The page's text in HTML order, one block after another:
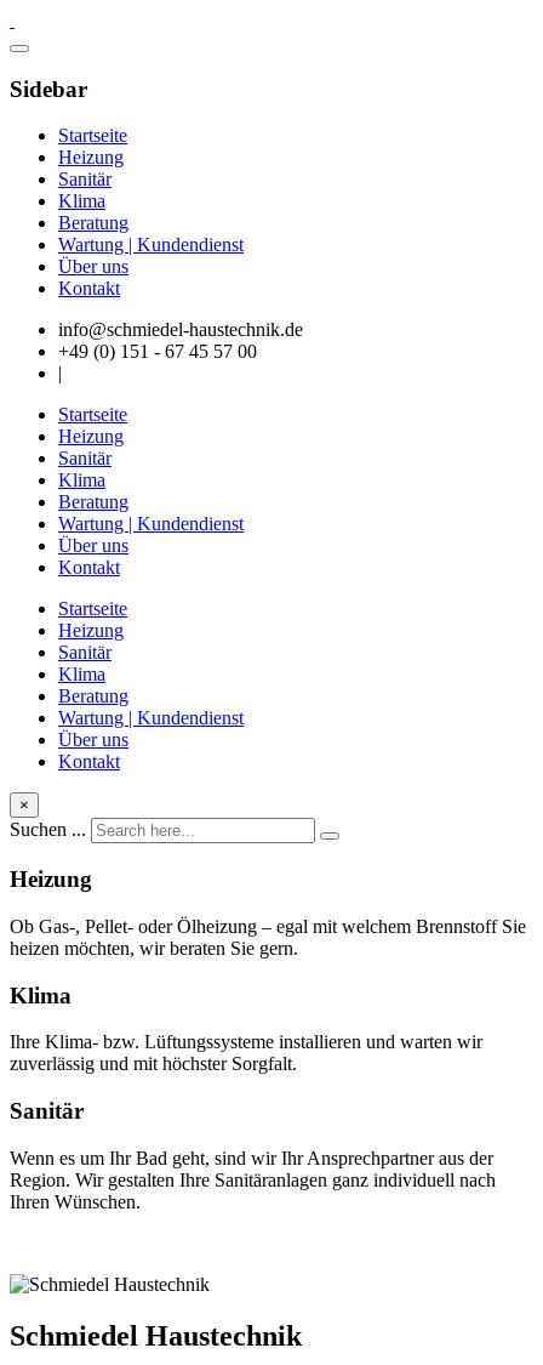
Sidebar
Startseite
Heizung
Sanitär
Klima
Beratung
Wartung | Kundendienst
Über uns
Kontakt
info@schmiedel-haustechnik.de
+49 (0) 151 - 67 45 57 00
|
Startseite
Heizung
Sanitär
Klima
Beratung
Wartung | Kundendienst
Über uns
Kontakt
Startseite
Heizung
Sanitär
Klima
Beratung
Wartung | Kundendienst
Über uns
Kontakt
×
Suchen ...
Heizung
Ob Gas-, Pellet- oder Ölheizung – egal mit welchem Brennstoff Sie
heizen möchten, wir beraten Sie gern.
Klima
Ihre Klima- bzw. Lüftungssysteme installieren und warten wir
zuverlässig und mit höchster Sorgfalt.
Sanitär
Wenn es um Ihr Bad geht, sind wir Ihr Ansprechpartner aus der
Region. Wir gestalten Ihre Sanitäranlagen ganz individuell nach
Ihren Wünschen.
Schmiedel Haustechnik